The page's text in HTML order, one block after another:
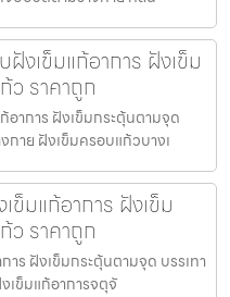
งเข็มแก้อาการ ฝังเข็ม
ว ราคาถูก
อาการ ฝังเข็มกระตุ้นตามจุด
กาย ฝังเข็มครอบแก้วบางเ
ข็มแก้อาการ ฝังเข็ม
ว ราคาถูก
ร ฝังเข็มกระตุ้นตามจุด บรรเทา
เข็มแก้อาการจตุจั